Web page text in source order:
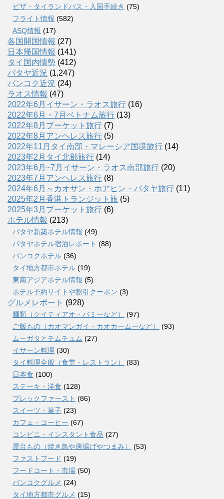
ビザ・タイランドパス・入国手続き (75)
フライト情報 (582)
ASQ情報 (17)
各国開国情報 (27)
日本帰国情報 (141)
タイ国内情勢 (412)
パタヤ近況 (1,247)
バンコク近況 (24)
ラオス情報 (47)
2022年6月イサーン・ラオス旅行 (16)
2022年6月・7月ベトナム旅行 (13)
2022年8月プーケット旅行 (7)
2022年8月アンヘレス旅行 (5)
2022年11月タイ南部・マレーシア国境旅行 (14)
2023年2月タイ北部旅行 (14)
2023年6月~7月イサーン・ラオス南部旅行 (20)
2023年7月アンヘレス旅行 (8)
2024年6月～カオサン・ホアヒン・パタヤ旅行 (11)
2025年2月香港トランジット旅 (5)
2025年3月プーケット旅行 (6)
ホテル情報 (213)
パタヤ新築ホテル情報 (49)
パタヤホテル宿泊レポート (88)
バンコクホテル (36)
タイ地方都市ホテル (19)
東南アジアホテル情報 (5)
ホテル予約サイトや割引クーポン (3)
グルメレポート (928)
麺類（クイティアオ・バミーなど）
(97)
ご飯もの（カオマンガイ・カオカームーなど）
(93)
ムーガタとチムチュム (27)
イサーン料理 (30)
タイ料理全般（食堂・レストラン）
(83)
日本食 (100)
ステーキ・洋食 (128)
ブレックファースト (86)
スイーツ・菓子 (23)
カフェ・コーヒー (67)
コンビニ・インスタント食品 (27)
屋台もの（焼き鳥や唐揚げやつまみ）
(53)
ファストフード (19)
フードコート・市場 (50)
バンコクグルメ (24)
タイ地方都市グルメ (15)